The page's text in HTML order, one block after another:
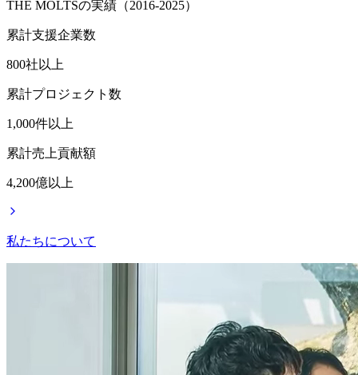
THE MOLTSの実績（2016-2025）
累計支援企業数
800社以上
累計プロジェクト数
1,000件以上
累計売上貢献額
4,200億以上
私たちについて